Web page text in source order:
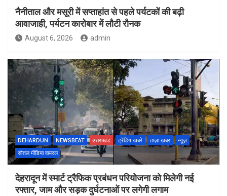
नैनीताल और मसूरी में सप्ताहांत से पहले पर्यटकों की बढ़ी
आवाजाही, पर्यटन कारोबार में लौटी रौनक
August 6, 2026 admin
DEHARDUN NEWSBEAT उत्तराखंड ट्रेंडिंग खबरें ताज़ा ख़बर
न्यूज़
सोशल मीडिया वायरल
देहरादून में स्मार्ट ट्रैफिक प्रबंधन परियोजना को मिलेगी नई
रफ्तार, जाम और सड़क दुर्घटनाओं पर लगेगी लगाम